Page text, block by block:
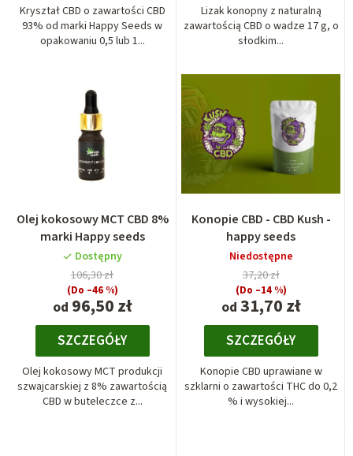
Kryształ CBD o zawartości CBD
93% od marki Happy Seeds w
opakowaniu 0,5 lub 1...
Lizak konopny z naturalną
zawartością CBD o wadze 17 g, o
słodkim...
Olej kokosowy MCT CBD 8%
marki Happy seeds
Dostępny
od 96,50 zł
106,30 zł
(Do –46 %)
SZCZEGÓŁY
Olej kokosowy MCT produkcji
szwajcarskiej z 8% zawartością
CBD w buteleczce z...
Konopie CBD - CBD Kush -
happy seeds
Niedostępne
od 31,70 zł
37,20 zł
(Do –14 %)
SZCZEGÓŁY
Konopie CBD uprawiane w
szklarni o zawartości THC do 0,2
% i wysokiej...